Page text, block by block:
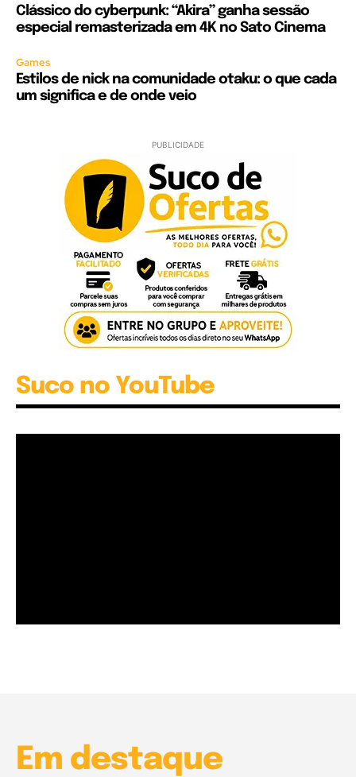
Clássico do cyberpunk: “Akira” ganha sessão
especial remasterizada em 4K no Sato Cinema
Games
Estilos de nick na comunidade otaku: o que cada
um significa e de onde veio
PUBLICIDADE
Suco no YouTube
Em destaque